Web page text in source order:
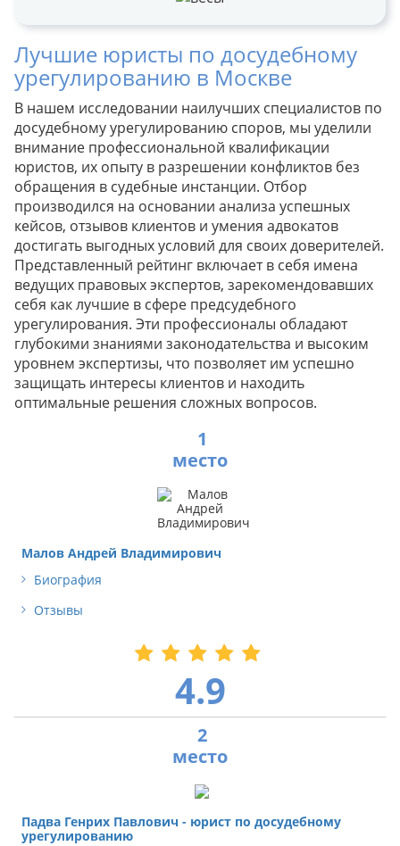
Лучшие юристы по досудебному
урегулированию в Москве
В нашем исследовании наилучших специалистов по
досудебному урегулированию споров, мы уделили
внимание профессиональной квалификации
юристов, их опыту в разрешении конфликтов без
обращения в судебные инстанции. Отбор
производился на основании анализа успешных
кейсов, отзывов клиентов и умения адвокатов
достигать выгодных условий для своих доверителей.
Представленный рейтинг включает в себя имена
ведущих правовых экспертов, зарекомендовавших
себя как лучшие в сфере предсудебного
урегулирования. Эти профессионалы обладают
глубокими знаниями законодательства и высоким
уровнем экспертизы, что позволяет им успешно
защищать интересы клиентов и находить
оптимальные решения сложных вопросов.
1
Малов Андрей Владимирович
Биография
Отзывы
4.9
2
Падва Генрих Павлович - юрист по досудебному
урегулированию